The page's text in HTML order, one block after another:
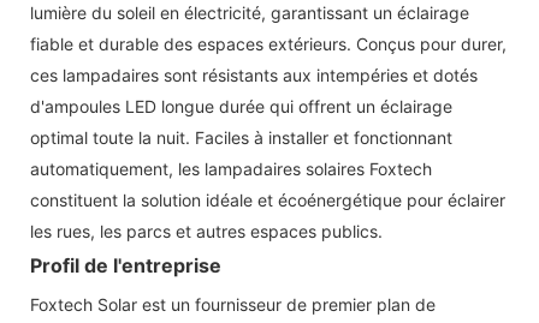
lumière du soleil en électricité, garantissant un éclairage
fiable et durable des espaces extérieurs. Conçus pour durer,
ces lampadaires sont résistants aux intempéries et dotés
d'ampoules LED longue durée qui offrent un éclairage
optimal toute la nuit. Faciles à installer et fonctionnant
automatiquement, les lampadaires solaires Foxtech
constituent la solution idéale et écoénergétique pour éclairer
les rues, les parcs et autres espaces publics.
Profil de l'entreprise
Foxtech Solar est un fournisseur de premier plan de